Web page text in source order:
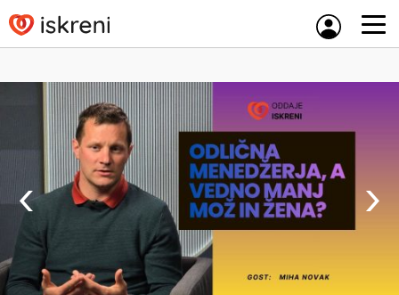
to
content
‹ ›